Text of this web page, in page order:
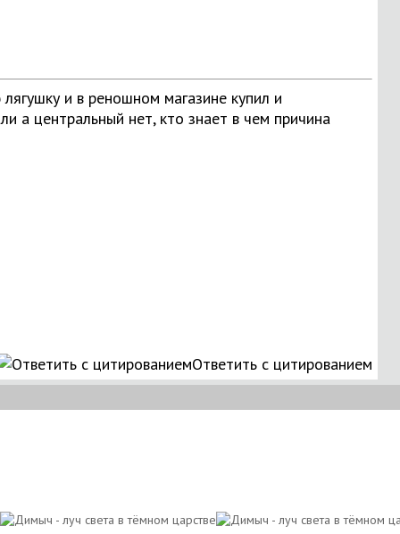
и в реношном магазине купил и
а центральный нет, кто знает в чем причина
Ответить с цитированием